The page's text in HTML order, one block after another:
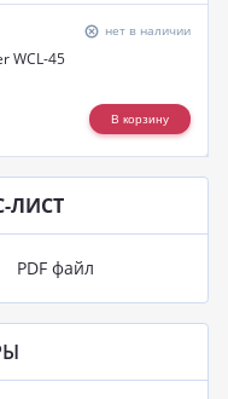
нет в наличии
WCL-45
ЛИСТ